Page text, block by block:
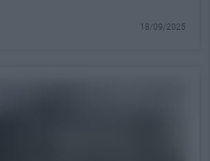
18/09/2025